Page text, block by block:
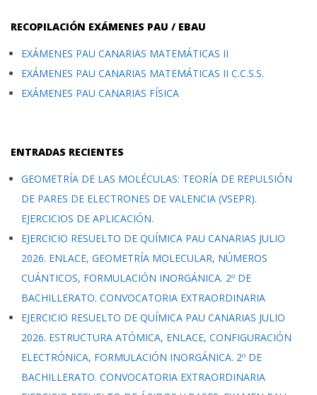
RECOPILACIÓN EXÁMENES PAU / EBAU
EXÁMENES PAU CANARIAS MATEMÁTICAS II
EXÁMENES PAU CANARIAS MATEMÁTICAS II C.C.S.S.
EXÁMENES PAU CANARIAS FÍSICA
ENTRADAS RECIENTES
GEOMETRÍA DE LAS MOLÉCULAS: TEORÍA DE REPULSIÓN
DE PARES DE ELECTRONES DE VALENCIA (VSEPR).
EJERCICIOS DE APLICACIÓN.
EJERCICIO RESUELTO DE QUÍMICA PAU CANARIAS JULIO
2026. ENLACE, GEOMETRÍA MOLECULAR, NÚMEROS
CUÁNTICOS, FORMULACIÓN INORGÁNICA. 2º DE
BACHILLERATO. CONVOCATORIA EXTRAORDINARIA
EJERCICIO RESUELTO DE QUÍMICA PAU CANARIAS JULIO
2026. ESTRUCTURA ATÓMICA, ENLACE, CONFIGURACIÓN
ELECTRÓNICA, FORMULACIÓN INORGÁNICA. 2º DE
BACHILLERATO. CONVOCATORIA EXTRAORDINARIA